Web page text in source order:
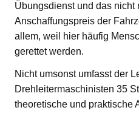
Übungsdienst und das nicht
Anschaffungspreis der
allem, weil hier häufig
gerettet werden.
Nicht umsonst umfasst der
Drehleitermaschinisten 35
theoretische und praktische